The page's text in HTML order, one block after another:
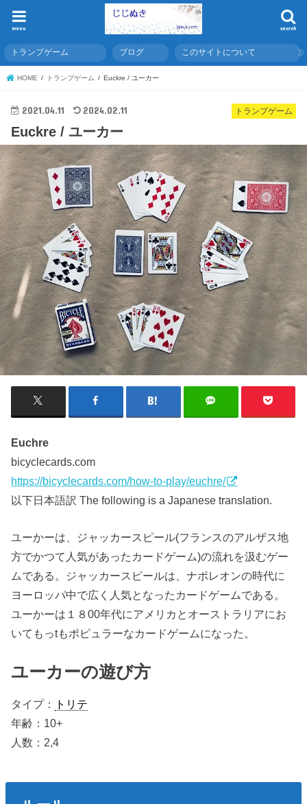
search
menu
トランプゲーム ブログ このサイトについて
HOME トランプゲーム Euckre / ユーカー
トランプゲーム
2021.04.11 2024.02.11
Euckre / ユーカー
Euchre
bicyclecards.com
https://bicyclecards.com/how-to-play/euchre/
以下日本語訳 The following is a Japanese translation.
ユーかーは、ジャッカースピール(フランスのアルザス地
方でかつて人気があったカードゲーム)の流れを汲むゲー
ムである。ジャッカースピールは、ナポレオンの時代に
ヨーロッパ中で広く人気となったカードゲームである。
ユーかーは１８00年代にアメリカとオーストラリアにお
いてもっtもポピュラーなカードゲームになった。
ユーカーの遊び方
タイプ：
トリテ
年齢：10+
人数：2,4